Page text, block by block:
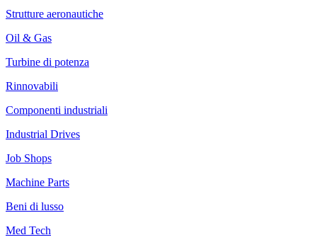
Strutture aeronautiche
Oil & Gas
Turbine di potenza
Rinnovabili
Componenti industriali
Industrial Drives
Job Shops
Machine Parts
Beni di lusso
Med Tech